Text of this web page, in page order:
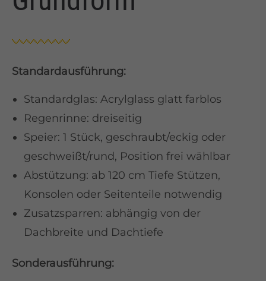
Standardausführung:
Standardglas: Acrylglass glatt farblos
Regenrinne: dreiseitig
Speier: 1 Stück, geschraubt/eckig oder
geschweißt/rund, Position frei wählbar
Abstützung: ab 120 cm Tiefe Stützen,
Konsolen oder Seitenteile notwendig
Zusatzsparren: abhängig von der
Dachbreite und Dachtiefe
Sonderausführung: